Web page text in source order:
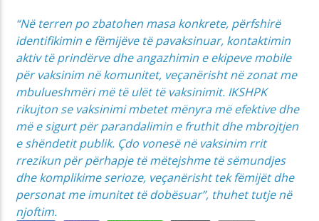
“Në terren po zbatohen masa konkrete, përfshirë
identifikimin e fëmijëve të pavaksinuar, kontaktimin
aktiv të prindërve dhe angazhimin e ekipeve mobile
për vaksinim në komunitet, veçanërisht në zonat me
mbulueshmëri më të ulët të vaksinimit. IKSHPK
rikujton se vaksinimi mbetet mënyra më efektive dhe
më e sigurt për parandalimin e fruthit dhe mbrojtjen
e shëndetit publik. Çdo vonesë në vaksinim rrit
rrezikun për përhapje të mëtejshme të sëmundjes
dhe komplikime serioze, veçanërisht tek fëmijët dhe
personat me imunitet të dobësuar”, thuhet tutje në
njoftim.